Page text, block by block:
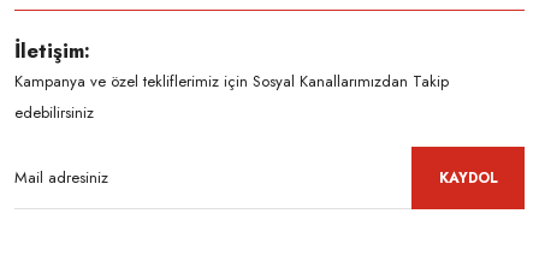
İletişim:
Kampanya ve özel tekliflerimiz için Sosyal Kanallarımızdan Takip
edebilirsiniz
KAYDOL